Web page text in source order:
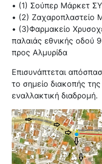
• (1) Σούπερ Μάρκετ
• (2) Ζαχαροπλαστείο
• (3)Φαρμακείο
παλαιάς εθνικής οδού
προς Αλμυρίδα
Επισυνάπτεται
το σημείο διακοπής
εναλλακτική διαδρομή.